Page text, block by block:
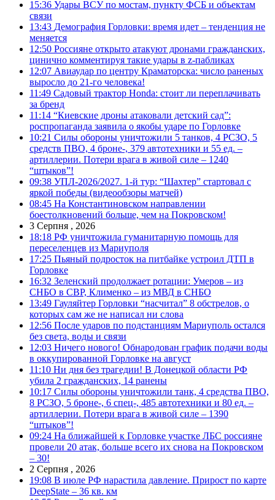
15:36 Удары ВСУ по мостам, пункту ФСБ и объектам
связи
13:43 Демография Горловки: время идет – тенденция не
меняется
12:50 Россияне открыто атакуют дронами гражданских,
цинично комментируя такие удары в z-пабликах
12:07 Авиаудар по центру Краматорска: число раненых
выросло до 21-го человека!
11:49 Садовый трактор Honda: стоит ли переплачивать
за бренд
11:14 “Киевские дроны атаковали детский сад”:
роспропаганда заявила о якобы ударе по Горловке
10:21 Силы обороны уничтожили 5 танков, 4 РСЗО, 5
средств ПВО, 4 броне-, 379 автотехники и 55 ед. –
артиллерии. Потери врага в живой силе – 1240
“штыков”!
09:38 УПЛ-2026/2027. 1-й тур: “Шахтер” стартовал с
яркой победы (видеообзоры матчей)
08:45 На Константиновском направлении
боестолкновений больше, чем на Покровском!
3 Серпня , 2026
18:18 РФ уничтожила гуманитарную помощь для
переселенцев из Мариуполя
17:25 Пьяный подросток на питбайке устроил ДТП в
Горловке
16:32 Зеленский продолжает ротации: Умеров – из
СНБО в СВР, Клименко – из МВД в СНБО
13:49 Гауляйтер Горловки “насчитал” 8 обстрелов, о
которых сам же не написал ни слова
12:56 После ударов по подстанциям Мариуполь остался
без света, воды и связи
12:03 Ничего нового! Обнародован график подачи воды
в оккупированной Горловке на август
11:10 Ни дня без трагедии! В Донецкой области РФ
убила 2 гражданских, 14 ранены
10:17 Силы обороны уничтожили танк, 4 средства ПВО,
8 РСЗО, 5 броне-, 6 спец-, 485 автотехники и 80 ед. –
артиллерии. Потери врага в живой силе – 1390
“штыков”!
09:24 На ближайшей к Горловке участке ЛБС россияне
провели 20 атак, больше всего их снова на Покровском
– 30!
2 Серпня , 2026
19:08 В июле РФ нарастила давление. Прирост по карте
DeepState – 36 кв. км